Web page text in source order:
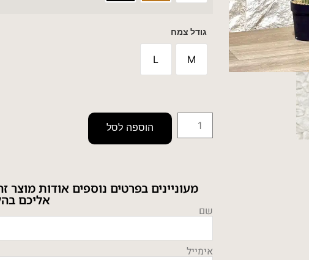
גודל צמח
M
L
הוספה לסל
מעוניינים בפרטים נוספים אודות
אליכם
שם
אימייל